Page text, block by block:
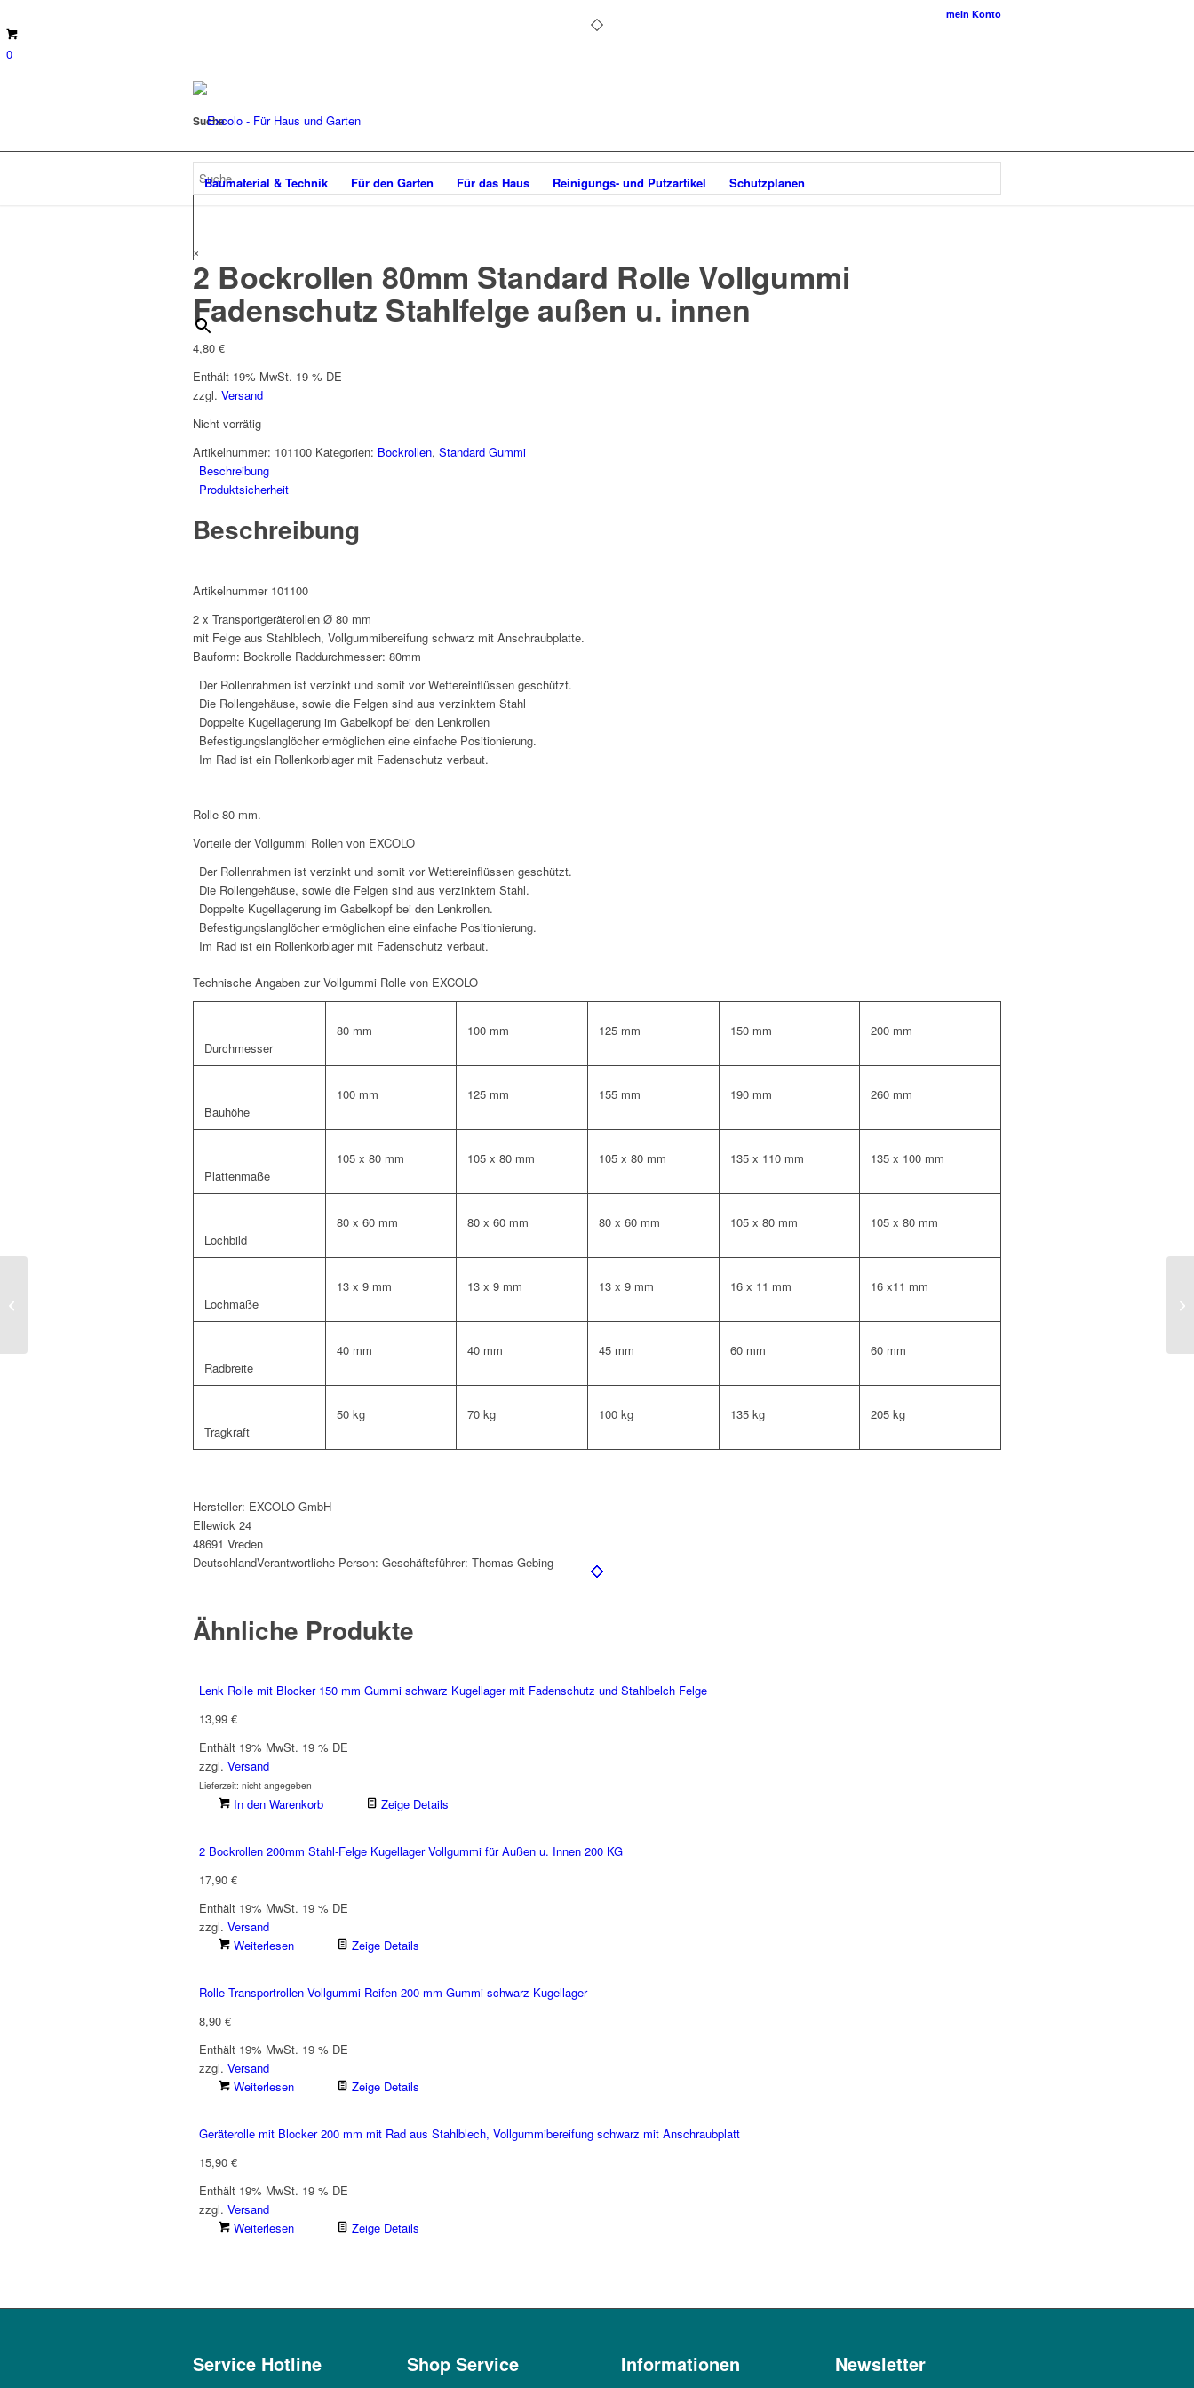
mein Konto
0
Suche
×
Baumaterial & Technik Für den Garten Für das Haus Reinigungs- und Putzartikel Schutzplanen
2 Bockrollen 80mm Standard Rolle Vollgummi
Fadenschutz Stahlfelge außen u. innen
4,80 €
Enthält 19% MwSt. 19 % DE
zzgl. Versand
Nicht vorrätig
Artikelnummer: 101100 Kategorien: Bockrollen, Standard Gummi
Beschreibung
Produktsicherheit
Beschreibung
Artikelnummer 101100
2 x Transportgeräterollen Ø 80 mm
mit Felge aus Stahlblech, Vollgummibereifung schwarz mit Anschraubplatte.
Bauform: Bockrolle Raddurchmesser: 80mm
Der Rollenrahmen ist verzinkt und somit vor Wettereinflüssen geschützt.
Die Rollengehäuse, sowie die Felgen sind aus verzinktem Stahl
Doppelte Kugellagerung im Gabelkopf bei den Lenkrollen
Befestigungslanglöcher ermöglichen eine einfache Positionierung.
Im Rad ist ein Rollenkorblager mit Fadenschutz verbaut.
Rolle 80 mm.
Vorteile der Vollgummi Rollen von EXCOLO
Der Rollenrahmen ist verzinkt und somit vor Wettereinflüssen geschützt.
Die Rollengehäuse, sowie die Felgen sind aus verzinktem Stahl.
Doppelte Kugellagerung im Gabelkopf bei den Lenkrollen.
Befestigungslanglöcher ermöglichen eine einfache Positionierung.
Im Rad ist ein Rollenkorblager mit Fadenschutz verbaut.
Technische Angaben zur Vollgummi Rolle von EXCOLO
Durchmesser
80 mm 100 mm 125 mm 150 mm 200 mm
Bauhöhe
100 mm 125 mm 155 mm 190 mm 260 mm
Plattenmaße
105 x 80 mm 105 x 80 mm 105 x 80 mm 135 x 110 mm 135 x 100 mm
Lochbild
80 x 60 mm 80 x 60 mm 80 x 60 mm 105 x 80 mm 105 x 80 mm
Lochmaße
13 x 9 mm 13 x 9 mm 13 x 9 mm 16 x 11 mm 16 x11 mm
Radbreite
40 mm 40 mm 45 mm 60 mm 60 mm
Tragkraft
50 kg 70 kg 100 kg 135 kg 205 kg
Hersteller: EXCOLO GmbH
Ellewick 24
48691 Vreden
DeutschlandVerantwortliche Person: Geschäftsführer: Thomas Gebing
Ähnliche Produkte
Lenk Rolle mit Blocker 150 mm Gummi schwarz Kugellager mit Fadenschutz und Stahlbelch Felge
13,99 €
Enthält 19% MwSt. 19 % DE
zzgl. Versand
Lieferzeit: nicht angegeben
In den Warenkorb Zeige Details
2 Bockrollen 200mm Stahl-Felge Kugellager Vollgummi für Außen u. Innen 200 KG
17,90 €
Enthält 19% MwSt. 19 % DE
zzgl. Versand
Weiterlesen
Zeige Details
Rolle Transportrollen Vollgummi Reifen 200 mm Gummi schwarz Kugellager
8,90 €
Enthält 19% MwSt. 19 % DE
zzgl. Versand
Weiterlesen
Zeige Details
Geräterolle mit Blocker 200 mm mit Rad aus Stahlblech, Vollgummibereifung schwarz mit Anschraubplatt
15,90 €
Enthält 19% MwSt. 19 % DE
zzgl. Versand
Weiterlesen
Zeige Details
Service Hotline Shop Service Informationen Newsletter